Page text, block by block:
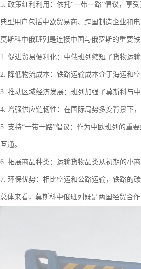
5. 政策红利利用：依托“一带一路”倡议，享
典型用户包括中欧贸易商、跨国制造企业和
莫斯科中俄班列是连接中国与俄罗斯的重要
1. 促进贸易便利化：中俄班列缩短了货物运
2. 降低物流成本：铁路运输成本介于海运和
3. 推动区域经济发展：班列加强了莫斯科与
4. 增强供应链韧性：在国际局势多变背景下
5. 支持“一带一路”倡议：作为中欧班列的重
互通。
6. 拓展商品种类：运输货物品类从初期的小
7. 环保优势：相比空运和公路运输，铁路的
总体来看，莫斯科中俄班列既是两国经贸合